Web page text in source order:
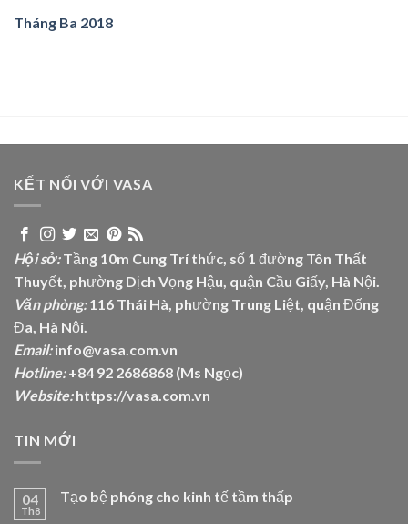
Tháng Ba 2018
KẾT NỐI VỚI VASA
Hội sở:Tầng 10m Cung Trí thức, số 1 đường Tôn Thất
Thuyết, phường Dịch Vọng Hậu, quận Cầu Giấy, Hà Nội.
Văn phòng:116 Thái Hà, phường Trung Liệt, quận Đống
Đa, Hà Nội.
Email:info@vasa.com.vn
Hotline:+84 92 2686868 (Ms Ngọc)
Website: https://vasa.com.vn
TIN MỚI
04
Th8
Tạo bệ phóng cho kinh tế tầm thấp